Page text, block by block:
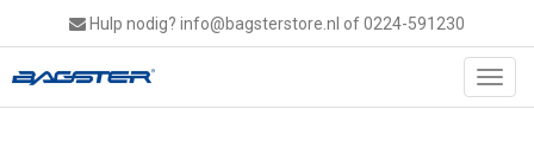
Hulp nodig? info@bagsterstore.nl of 0224-591230